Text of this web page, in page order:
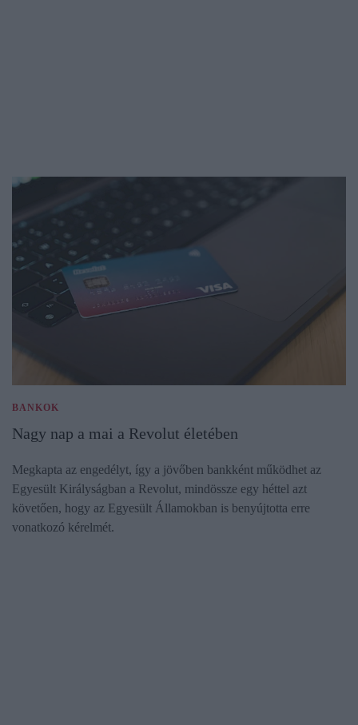
BANKOK
Nagy nap a mai a Revolut életében
Megkapta az engedélyt, így a jövőben bankként működhet az
Egyesült Királyságban a Revolut, mindössze egy héttel azt
követően, hogy az Egyesült Államokban is benyújtotta erre
vonatkozó kérelmét.